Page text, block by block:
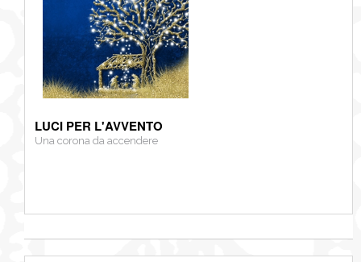
LUCI PER L'AVVENTO
Una corona da accendere